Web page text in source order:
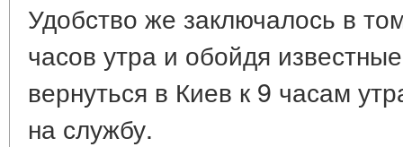
Удобство же заключалось в
часов утра и обойдя
вернуться в Киев к 9 часам
на службу.